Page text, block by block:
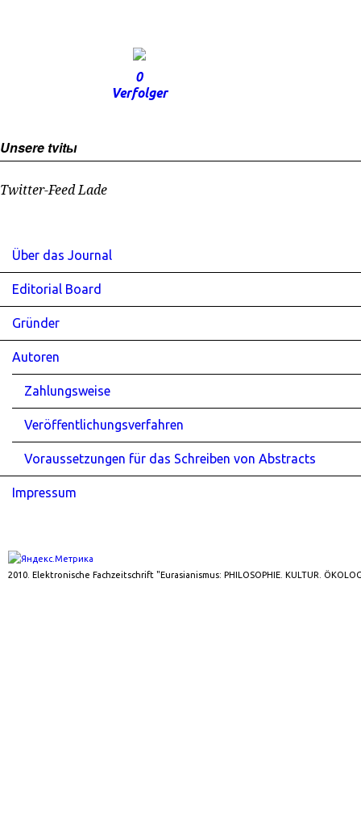
0
Verfolger
Unsere tvitы
Twitter-Feed Lade
Über das Journal
Editorial Board
Gründer
Autoren
Zahlungsweise
Veröffentlichungsverfahren
Voraussetzungen für das Schreiben von Abstracts
Impressum
2010. Elektronische Fachzeitschrift "Eurasianismus: PHILOSOPHIE. KULTUR.